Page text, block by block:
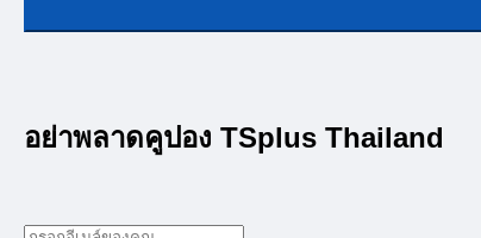
อย่าพลาดคูปอง TSplus Thailand